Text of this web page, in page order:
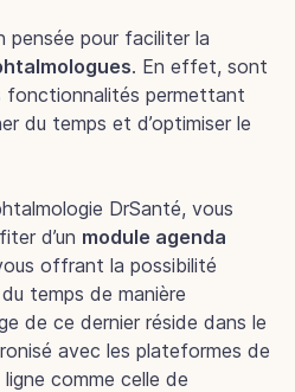
pensée pour faciliter la
. En effet, sont
fonctionnalités permettant
du temps et d’optimiser le
DrSanté, vous
d’un module agenda
offrant la possibilité
temps de manière
de ce dernier réside dans le
avec les plateformes de
comme celle de